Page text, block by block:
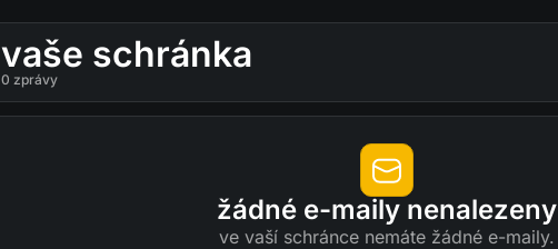
vaše schránka
0 zprávy
žádné e-maily nenalezeny
ve vaší schránce nemáte žádné e-maily.